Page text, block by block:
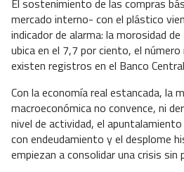
El sostenimiento de las compras
mercado interno- con el plástico
indicador de alarma: la morosidad
ubica en el 7,7 por ciento, el
existen registros en el Banco
Con la economía real estancada, la
macroeconómica no convence, ni
nivel de actividad, el
con endeudamiento y el desplome
empiezan a consolidar una crisis sin